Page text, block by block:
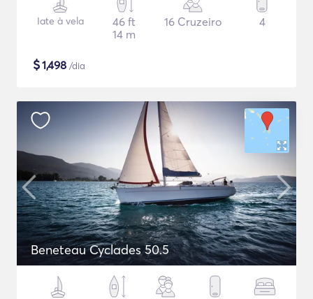
Iate à vela
46 ft
14 m
16 Cruzeiro 4
$1,498 /dia
Beneteau Cyclades 50.5